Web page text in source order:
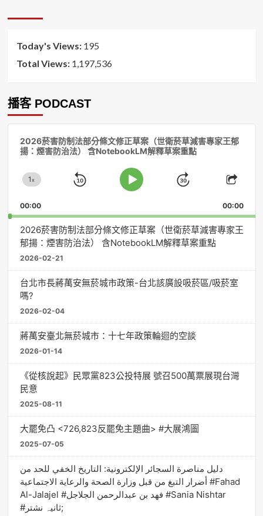
序
Today's Views: 195
Total Views: 1,197,536
播客 PODCAST
2026菸害防制法部分條文修正草案（世衛菸草減害專家王郁
揚：煙害防治法） 含NotebookLM解釋草案重點
Change
Rate
1x
Skip
Play
Jump
Forward
Share
00:00 00:00
2026菸害防制法部分條文修正草案（世衛菸草減害專家王
郁揚：煙害防治法） 含NotebookLM解釋草案重點
2026-02-21
台北市長蔣萬安無菸城市政策-台北該廣設吸菸區/吸菸室
嗎?
2026-02-04
蔣萬安臺北無菸城市：十七年政策輪迴的空談
2026-01-14
《從核說起》民眾黨823公投特展 號召500萬票展現台灣
民意
2025-08-11
大罷免凸 <726,823反罷免主題曲> #大展鴻圖
2025-07-05
دليل مناصرة السجائر الإلكترونية: التاريخ الخفي للحد من
أضرار التبغ من قبل وزارة الصحة والرعاية الاجتماعية #Fahad
Al-Jalajel #فهد بن عبدالرحمن الجلاجل #Sania Nishtar
#ثانیہ نشتر;